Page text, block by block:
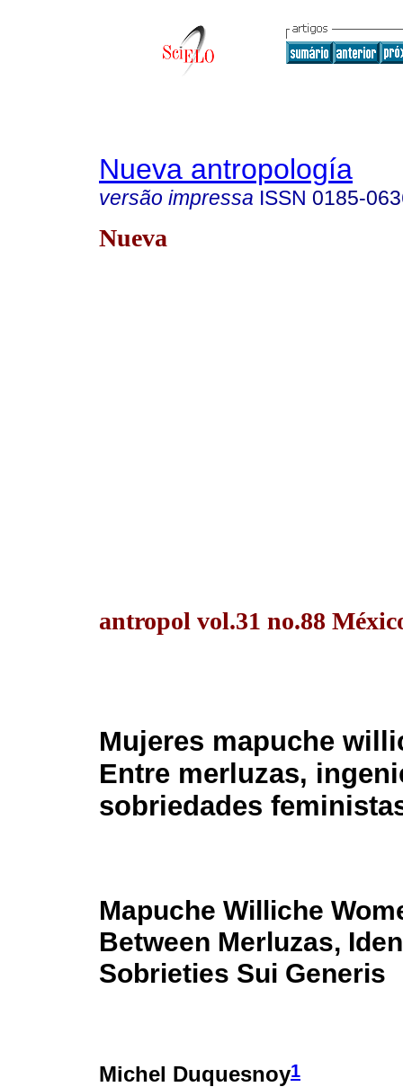
Nueva antropología
versão impressa ISSN 0185-
Nueva
antropol vol.31 no.88
Mujeres mapuche
Entre merluzas,
sobriedades
Mapuche Williche
Between Merluzas,
Sobrieties Sui Generis
Michel Duquesnoy1